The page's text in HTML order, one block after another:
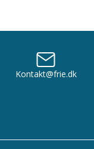
Kontakt@frie.dk